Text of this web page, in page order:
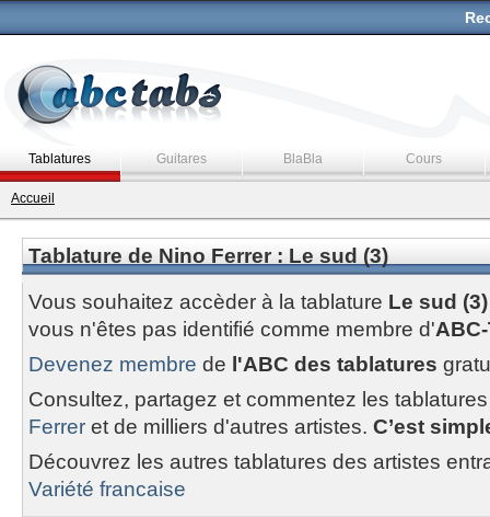
Tablatures Guitares BlaBla Cours
Accueil
Tablature de Nino Ferrer : Le sud (3)
Vous souhaitez accèder à la tablature Le sud (3)
vous n'êtes pas identifié comme membre d'
Devenez membre de l'ABC des tablatures
Consultez, partagez et commentez les
Ferreret de milliers d'autres artistes. C’est
Découvrez les autres tablatures des artistes
Variété francaise